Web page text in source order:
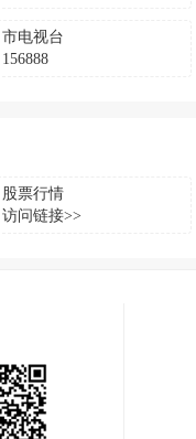
市电视台
156888
股票行情
访问链接>>